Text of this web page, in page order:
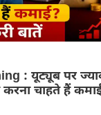
: यूट्यूब पर
करना चाहते हैं